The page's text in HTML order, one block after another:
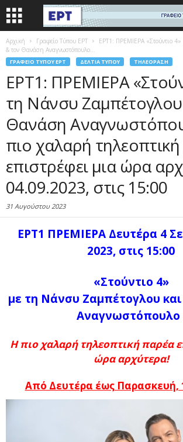
Αρχική Γραφείο Τύπου ΕΡΤ
ΕΡΤ1: ΠΡΕΜΙΕΡΑ «Στούντιο
& τον Θανάση Αναγνωστόπουλο...
ΓΡΑΦΕΊΟ ΤΎΠΟΥ ΕΡΤ ΔΕΛΤΊΑ ΤΎΠΟΥ ΤΗΛΕΌΡΑΣΗ
ΕΡΤ1: ΠΡΕΜΙΕΡΑ
τη Νάνσυ
Θανάση
πιο χαλαρή
επιστρέφει μια ώρα
04.09.2023, στις 15:00
31 Αυγούστου 2023
ΕΡΤ1 ΠΡΕΜΙΕΡΑ Δευτέρα 4
2023, στις 15:00
«Στούντιο 4»
με τη Νάνσυ Ζαμπέτογλου
Αναγνωστόπουλο
Η πιο χαλαρή τηλεοπτική παρέα
ώρα αρχύτερα!
Από Δευτέρα έως Παρασκευή,